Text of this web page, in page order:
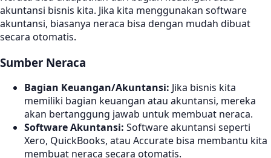
akuntansi bisnis kita. Jika kita menggunakan software
akuntansi, biasanya neraca bisa dengan mudah dibuat
secara otomatis.
Sumber Neraca
Bagian Keuangan/Akuntansi: Jika bisnis kita
memiliki bagian keuangan atau akuntansi, mereka
akan bertanggung jawab untuk membuat neraca.
Software Akuntansi: Software akuntansi seperti
Xero, QuickBooks, atau Accurate bisa membantu kita
membuat neraca secara otomatis.